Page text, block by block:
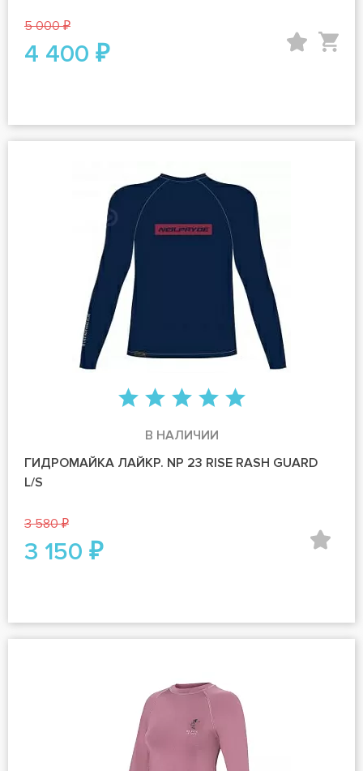
5 000 ₽
4 400 ₽
В НАЛИЧИИ
ГИДРОМАЙКА ЛАЙКР. NP 23 RISE RASH GUARD
L/S
3 580 ₽
3 150 ₽